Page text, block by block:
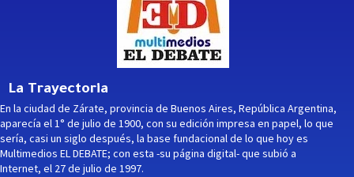
La Trayectoria
En la ciudad de Zárate, provincia de Buenos Aires, República Argentina,
aparecía el 1° de julio de 1900, con su edición impresa en papel, lo que
sería, casi un siglo después, la base fundacional de lo que hoy es
Multimedios EL DEBATE; con esta -su página digital- que subió a
Internet, el 27 de julio de 1997.